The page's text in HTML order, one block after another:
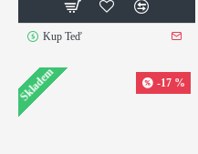
Kup Teď
Skladem -17 %